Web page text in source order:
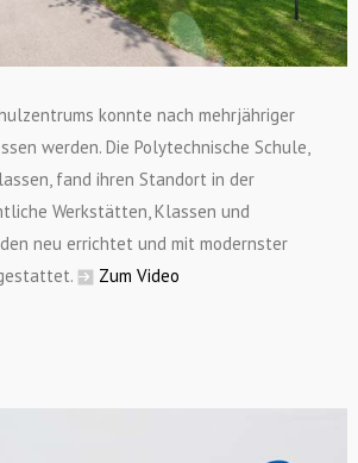
konnte nach mehrjähriger
werden. Die Polytechnische Schule,
fand ihren Standort in der
Werkstätten, Klassen und
neu errichtet und mit modernster
Zum Video